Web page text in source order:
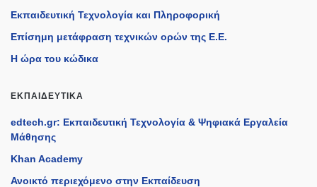
Εκπαιδευτική Τεχνολογία και Πληροφορική
Επίσημη μετάφραση τεχνικών ορών της Ε.Ε.
Η ώρα του κώδικα
ΕΚΠΑΙΔΕΥΤΙΚΆ
edtech.gr: Εκπαιδευτική Τεχνολογία & Ψηφιακά Εργαλεία
Μάθησης
Khan Academy
Ανοικτό περιεχόμενο στην Εκπαίδευση